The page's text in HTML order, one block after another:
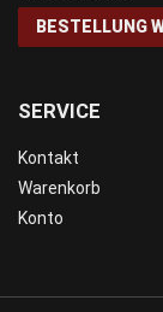
SERVICE
Kontakt
Warenkorb
Konto
BESTELLUNG